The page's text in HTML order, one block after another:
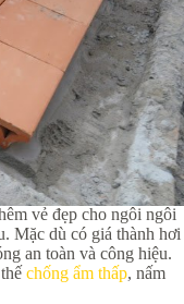
vẻ đẹp cho ngôi ngôi
Mặc dù có giá thành hơi
an toàn và công hiệu.
chống ẩm thấp, nấm